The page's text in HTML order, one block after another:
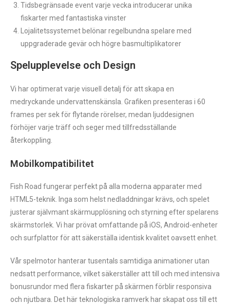
Tidsbegränsade event varje vecka introducerar unika
fiskarter med fantastiska vinster
Lojalitetssystemet belönar regelbundna spelare med
uppgraderade gevär och högre basmultiplikatorer
Spelupplevelse och Design
Vi har optimerat varje visuell detalj för att skapa en
medryckande undervattenskänsla. Grafiken presenteras i 60
frames per sek för flytande rörelser, medan ljuddesignen
förhöjer varje träff och seger med tillfredsställande
återkoppling.
Mobilkompatibilitet
Fish Road fungerar perfekt på alla moderna apparater med
HTML5-teknik. Inga som helst nedladdningar krävs, och spelet
justerar självmant skärmupplösning och styrning efter spelarens
skärmstorlek. Vi har prövat omfattande på iOS, Android-enheter
och surfplattor för att säkerställa identisk kvalitet oavsett enhet.
Vår spelmotor hanterar tusentals samtidiga animationer utan
nedsatt performance, vilket säkerställer att till och med intensiva
bonusrundor med flera fiskarter på skärmen förblir responsiva
och njutbara. Det här teknologiska ramverk har skapat oss till ett